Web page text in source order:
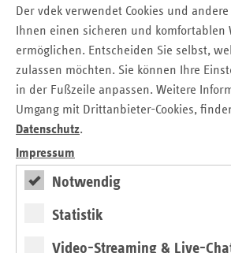
Der vdek verwendet Cookies und
Ihnen einen sicheren und komfortablen
ermöglichen. Entscheiden Sie selbst,
zulassen möchten. Sie können Ihre
in der Fußzeile anpassen. Weitere
Umgang mit Drittanbieter-Cookies,
Datenschutz.
Impressum
Notwendig
Statistik
Video-Streaming & Live-
GKV-Selbsthilfeförderung in Hessen
Postfach 1533
61285 Bad Homburg
Für die Wahrung der Antragsfrist gilt
der GKV-Selbsthilfeförderung, nicht der
Antragstellung per E-Mail ist nicht
Selbsthilfe als
Gesundheitsversorgung